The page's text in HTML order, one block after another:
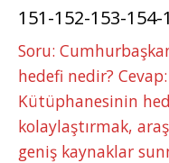
151-152-153-154-
Soru:
hedefi nedir?
Kütüphanesinin
kolaylaştırmak,
geniş kaynaklar